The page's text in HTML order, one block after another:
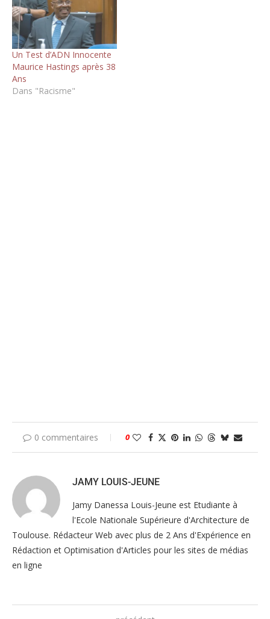
Un Test d’ADN Innocente
Maurice Hastings après 38
Ans
Dans "Racisme"
0 commentaires 0
JAMY LOUIS-JEUNE
Jamy Danessa Louis-Jeune est Etudiante à
l'Ecole Nationale Supérieure d'Architecture de
Toulouse. Rédacteur Web avec plus de 2 Ans d'Expérience en
Rédaction et Optimisation d'Articles pour les sites de médias
en ligne